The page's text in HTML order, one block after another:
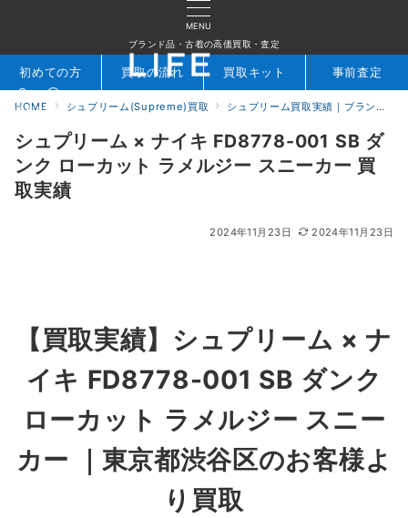
MENU
ブランド品・古着の高価買取・査定
検索 お問合せ
初めての方 買取の流れ 買取キット 事前査定
HOME シュプリーム(Supreme)買取 シュプリーム買取実績｜ブランド専門店LIFE
シュプリーム × ナイキ FD8778-001 SB ダ
ンク ローカット ラメルジー スニーカー 買
取実績
2024年11月23日 2024年11月23日
【買取実績】シュプリーム × ナ
イキ FD8778-001 SB ダンク
ローカット ラメルジー スニー
カー ｜東京都渋谷区のお客様よ
り買取